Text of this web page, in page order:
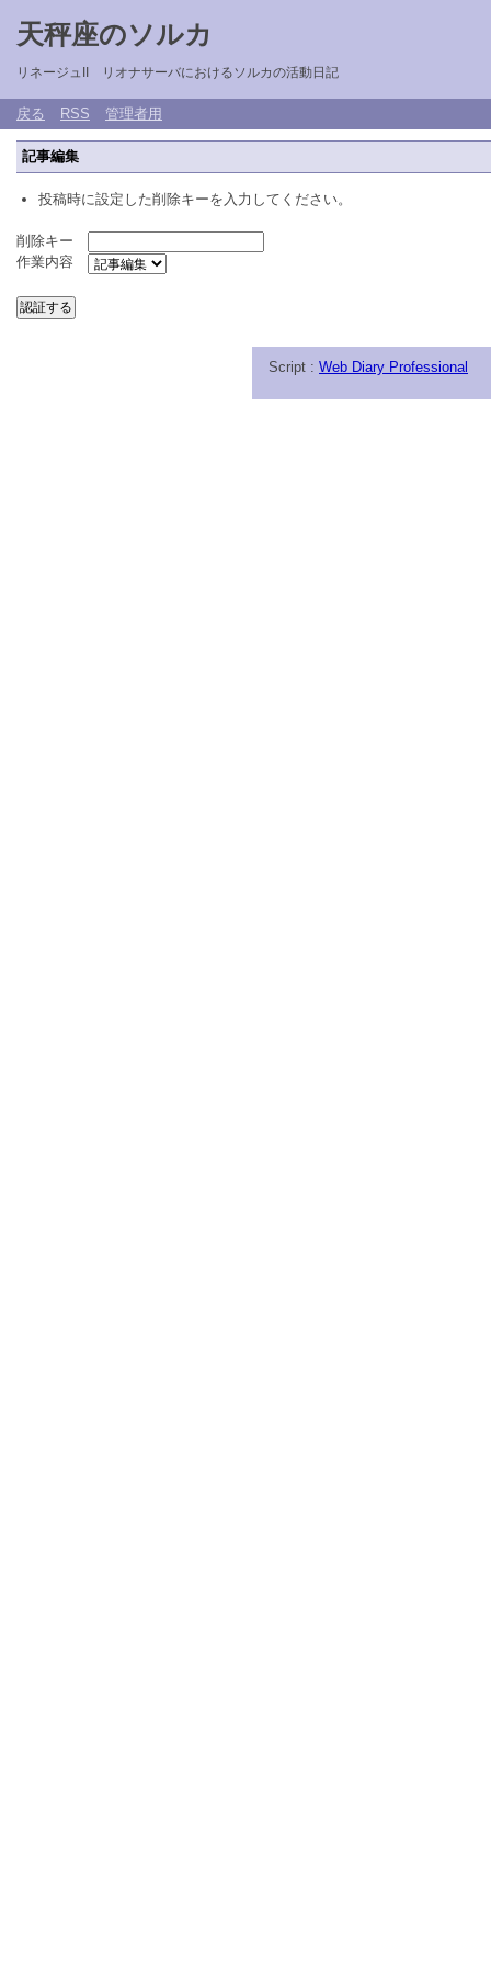
天秤座のソルカ
リネージュII リオナサーバにおけるソルカの活動日記
戻る RSS 管理者用
記事編集
投稿時に設定した削除キーを入力してください。
削除キー
作業内容
Script : Web Diary Professional